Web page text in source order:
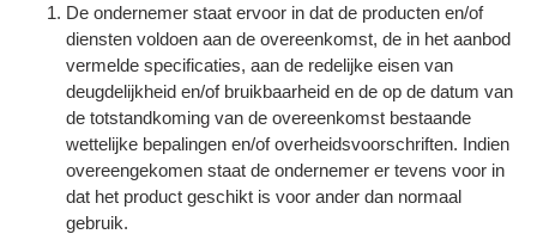
De ondernemer staat ervoor in dat de producten en/of
diensten voldoen aan de overeenkomst, de in het aanbod
vermelde specificaties, aan de redelijke eisen van
deugdelijkheid en/of bruikbaarheid en de op de datum van
de totstandkoming van de overeenkomst bestaande
wettelijke bepalingen en/of overheidsvoorschriften. Indien
overeengekomen staat de ondernemer er tevens voor in
dat het product geschikt is voor ander dan normaal
gebruik.